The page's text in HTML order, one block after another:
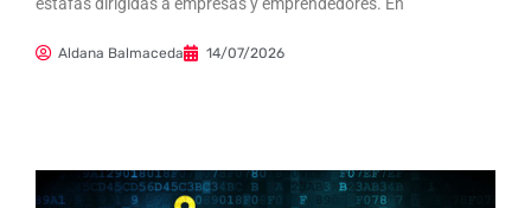
Aldana Balmaceda 14/07/2026